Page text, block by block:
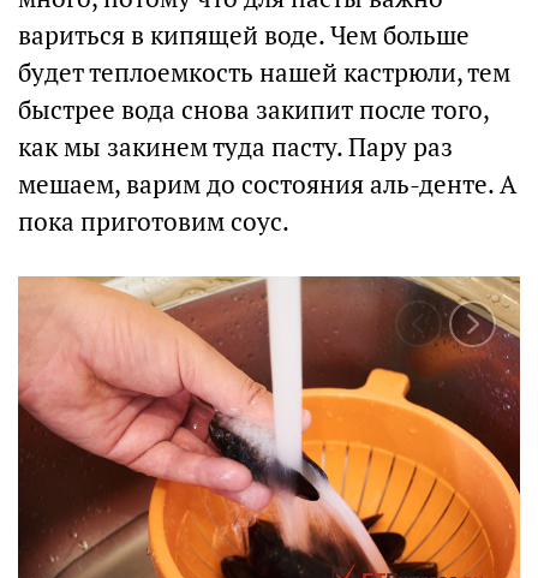
вариться в кипящей воде. Чем больше
будет теплоемкость нашей кастрюли, тем
быстрее вода снова закипит после того,
как мы закинем туда пасту. Пару раз
мешаем, варим до состояния аль-денте. А
пока приготовим соус.